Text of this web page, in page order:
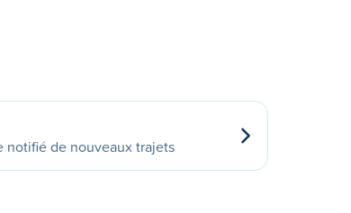
notifié de nouveaux trajets